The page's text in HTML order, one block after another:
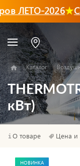
ЛЕТО-2026
Каталог
кВт)
О товаре Цена и
НОВИНКА